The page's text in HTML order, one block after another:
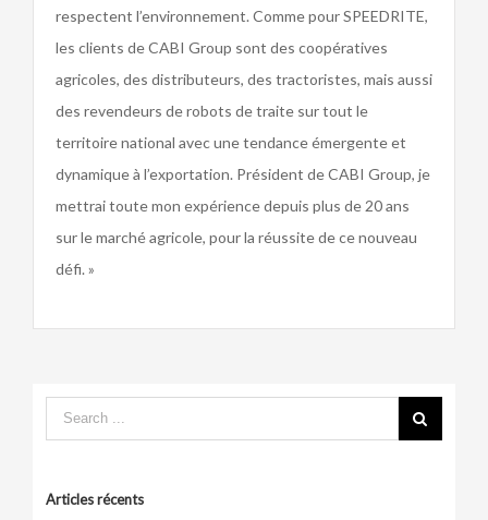
respectent l’environnement. Comme pour SPEEDRITE,
les clients de CABI Group sont des coopératives
agricoles, des distributeurs, des tractoristes, mais aussi
des revendeurs de robots de traite sur tout le
territoire national avec une tendance émergente et
dynamique à l’exportation. Président de CABI Group, je
mettrai toute mon expérience depuis plus de 20 ans
sur le marché agricole, pour la réussite de ce nouveau
défi. »
Articles récents